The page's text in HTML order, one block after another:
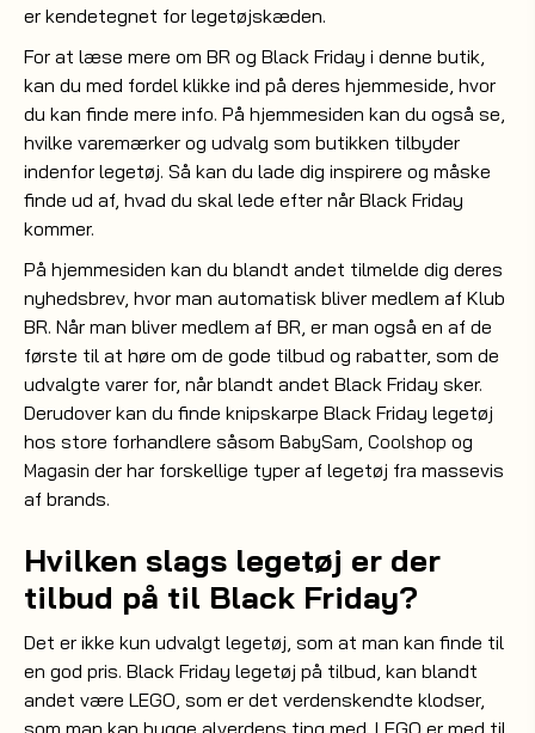
er kendetegnet for legetøjskæden.
For at læse mere om BR og Black Friday i denne butik,
kan du med fordel klikke ind på deres hjemmeside, hvor
du kan finde mere info. På hjemmesiden kan du også se,
hvilke varemærker og udvalg som butikken tilbyder
indenfor legetøj. Så kan du lade dig inspirere og måske
finde ud af, hvad du skal lede efter når Black Friday
kommer.
På hjemmesiden kan du blandt andet tilmelde dig deres
nyhedsbrev, hvor man automatisk bliver medlem af Klub
BR. Når man bliver medlem af BR, er man også en af de
første til at høre om de gode tilbud og rabatter, som de
udvalgte varer for, når blandt andet Black Friday sker.
Derudover kan du finde knipskarpe Black Friday legetøj
hos store forhandlere såsom BabySam, Coolshop og
Magasin der har forskellige typer af legetøj fra massevis
af brands.
Hvilken slags legetøj er der
tilbud på til Black Friday?
Det er ikke kun udvalgt legetøj, som at man kan finde til
en god pris. Black Friday legetøj på tilbud, kan blandt
andet være LEGO, som er det verdenskendte klodser,
som man kan bygge alverdens ting med. LEGO er med til